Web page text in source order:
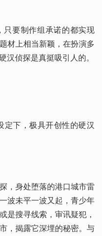
要制作组承诺的都实现
材上相当新颖，在扮演多
汉侦探是真挺吸引人的。
下，极具开创性的硬汉
，身处堕落的港口城市雷
波未平一波又起，青少年
是搜寻线索，审讯疑犯，
，揭露它深埋的秘密。与